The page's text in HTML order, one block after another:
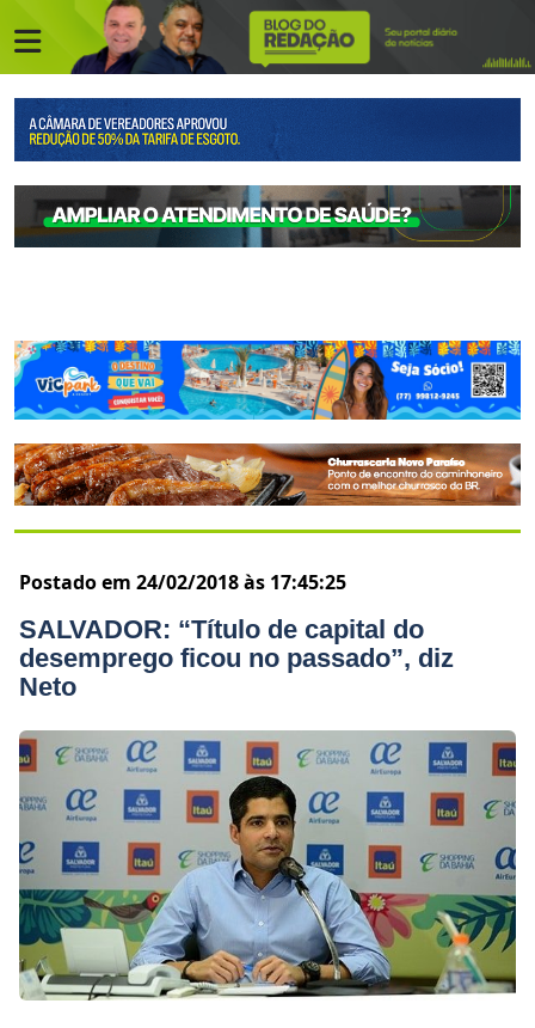
Postado em 24/02/2018 às 17:45:25
SALVADOR: “Título de capital do
desemprego ficou no passado”, diz
Neto